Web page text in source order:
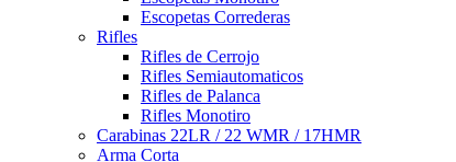
Escopetas Correderas
Rifles
Rifles de Cerrojo
Rifles Semiautomaticos
Rifles de Palanca
Rifles Monotiro
Carabinas 22LR / 22 WMR / 17HMR
Arma Corta